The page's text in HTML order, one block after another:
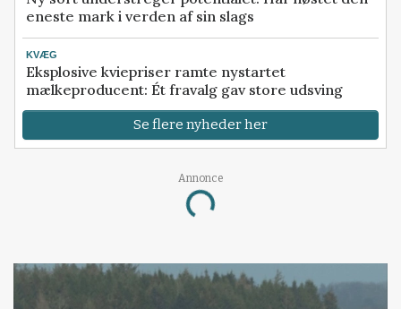
eneste mark i verden af sin slags
KVÆG
Eksplosive kviepriser ramte nystartet
mælkeproducent: Ét fravalg gav store udsving
Se flere nyheder her
Annonce
Loading...